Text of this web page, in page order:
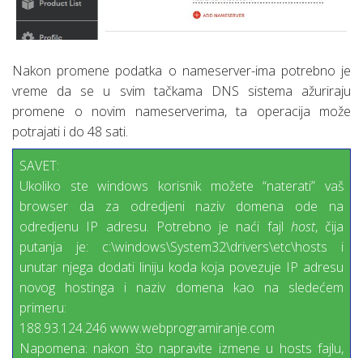
Nakon promene podatka o nameserver-ima potrebno je
vreme da se u svim tačkama DNS sistema ažuriraju
promene o novim nameserverima, ta operacija može
potrajati i do 48 sati.
SAVET:
Ukoliko ste windows korisnik možete “naterati” vaš
browser da za odredjeni naziv domena ode na
odredjenu IP adresu. Potrebno je naći fajl host, čija
putanja je: c:\windows\System32\drivers\etc\hosts i
unutar njega dodati liniju koda koja povezuje IP adresu
novog hostinga i naziv domena kao na sledećem
primeru:
188.93.124.246 www.webprogramiranje.com
Napomena: nakon što napravite izmene u hosts fajlu,